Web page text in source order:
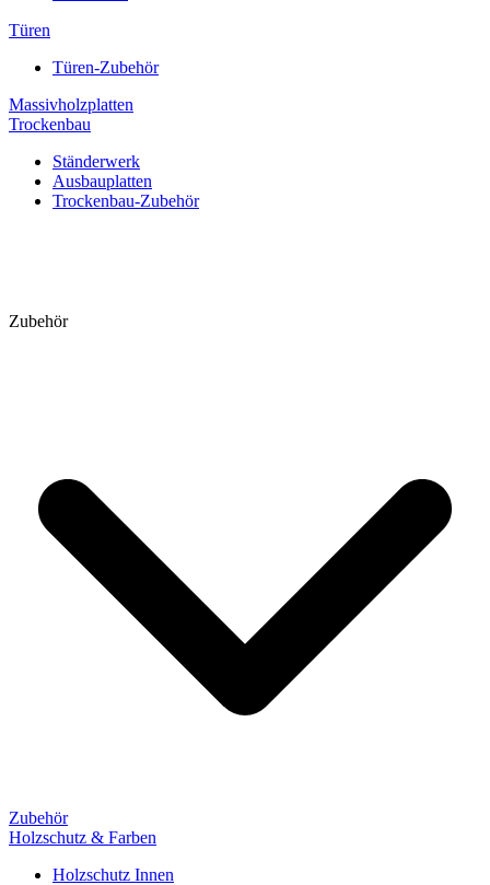
Türen
Türen-Zubehör
Massivholzplatten
Trockenbau
Ständerwerk
Ausbauplatten
Trockenbau-Zubehör
Zubehör
Zubehör
Holzschutz & Farben
Holzschutz Innen